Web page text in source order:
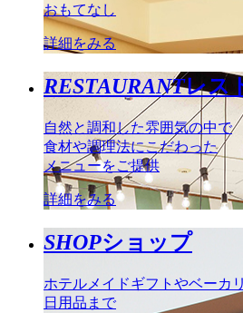
おもてなし
詳細をみる
RESTAURANTレス
自然と調和した雰囲気の中で
食材や調理法にこだわった
メニューをご提供
詳細をみる
SHOPショップ
ホテルメイドギフトやベーカ
日用品まで